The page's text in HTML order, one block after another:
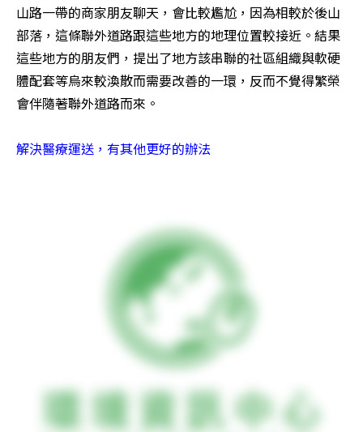
山路一帶的商家朋友聊天，會比較尷尬，因為相較於後山
部落，這條聯外道路跟這些地方的地理位置較接近。結果
這些地方的朋友們，提出了地方該串聯的社區組織與軟硬
體配套等烏來較渙散而需要改善的一環，反而不覺得繁榮
會伴隨著聯外道路而來。
解決醫療運送，有其他更好的辦法